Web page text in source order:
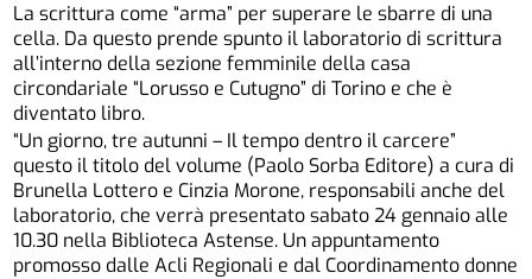
La scrittura come “arma” per superare le sbarre di una
cella. Da questo prende spunto il laboratorio di scrittura
all’interno della sezione femminile della casa
circondariale “Lorusso e Cutugno” di Torino e che è
diventato libro.
“Un giorno, tre autunni – Il tempo dentro il carcere”
questo il titolo del volume (Paolo Sorba Editore) a cura di
Brunella Lottero e Cinzia Morone, responsabili anche del
laboratorio, che verrà presentato sabato 24 gennaio alle
10.30 nella Biblioteca Astense. Un appuntamento
promosso dalle Acli Regionali e dal Coordinamento donne